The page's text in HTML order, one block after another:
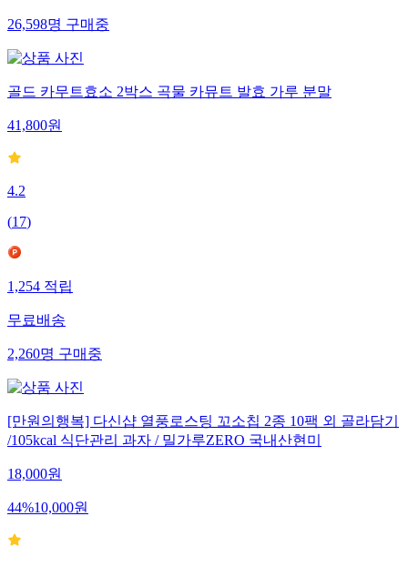
26,598명 구매중
골드 카무트효소 2박스 곡물 카뮤트 발효 가루 분말
41,800원
4.2
(17)
1,254 적립
무료배송
2,260명 구매중
[만원의행복] 다신샵 열풍로스팅 꼬소칩 2종 10팩 외 골라담기
/105kcal 식단관리 과자 / 밀가루ZERO 국내산현미
18,000원
44%10,000원